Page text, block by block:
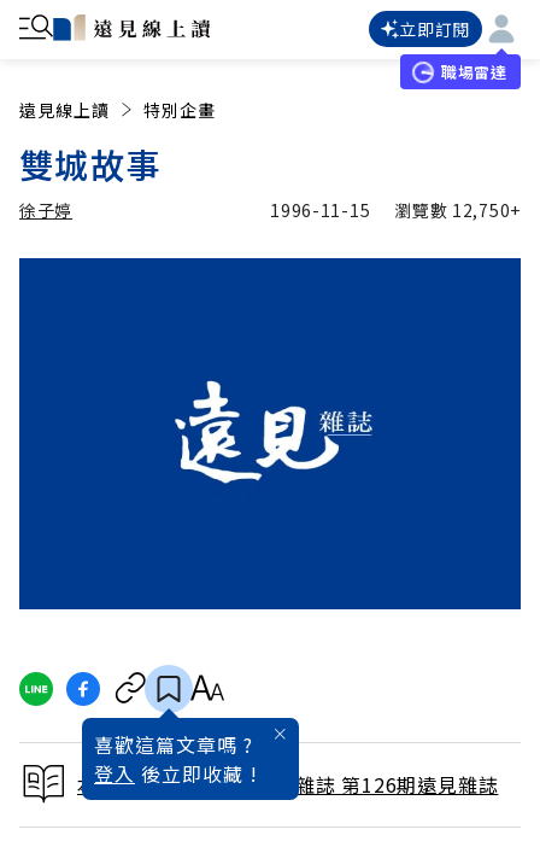
立即訂閱
職場雷達
遠見線上讀 特別企畫
雙城故事
徐子婷 1996-11-15 瀏覽數 12,750+
喜歡這篇文章嗎 ?
登入 後立即收藏 !
本文出自 1996 / 12月號雜誌 第126期遠見雜誌